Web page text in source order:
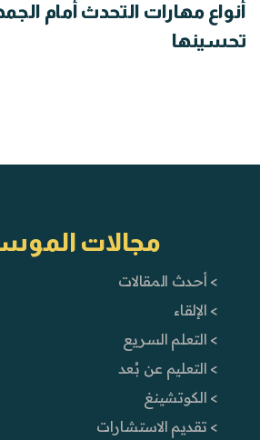
أنواع مهارات التحدث أمام
تحسينها
مجالات
> أحدث المقالات
> الإلقاء
> التعلم السريع
> التعليم عن بُعد
> الكوتشينغ
> تقديم الاستشارات